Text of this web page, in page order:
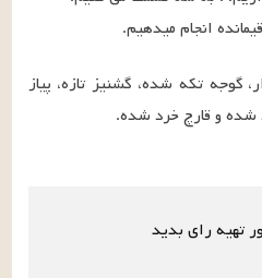
شده و قارچ خرد شده.
تهیه رای بدید